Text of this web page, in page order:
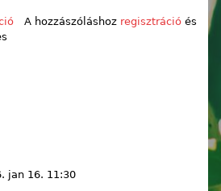
Újabb szolgáltatás: képbeküldés,
A hozzászóláshoz regisztrációés
jan 16. 11:30